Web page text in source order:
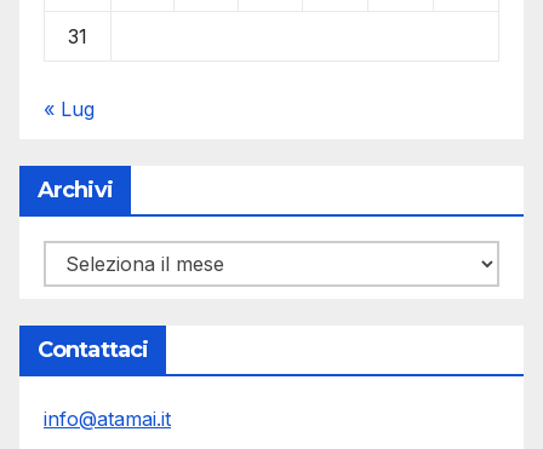
31
« Lug
Archivi
Archivi
Contattaci
info@atamai.it